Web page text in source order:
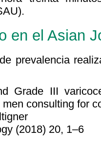
en el Asian
prevalencia
Grade III
consulting for
(2018) 20, 1–6